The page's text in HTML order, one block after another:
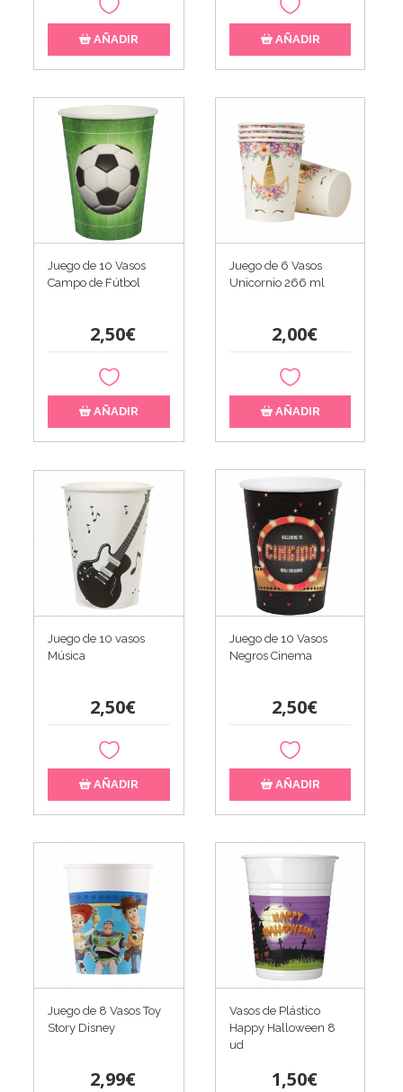
AÑADIR AÑADIR
Juego de 10 Vasos
Campo de Fútbol
2,50€
AÑADIR
Juego de 6 Vasos
Unicornio 266 ml
2,00€
AÑADIR
Juego de 10 vasos
Música
2,50€
AÑADIR
Juego de 10 Vasos
Negros Cinema
2,50€
AÑADIR
Juego de 8 Vasos Toy
Story Disney
2,99€
Vasos de Plástico
Happy Halloween 8
ud
1,50€